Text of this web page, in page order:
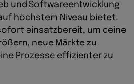
und Softwareentwicklung
höchstem Niveau bietet.
einsatzbereit, um deine
neue Märkte zu
Prozesse effizienter zu